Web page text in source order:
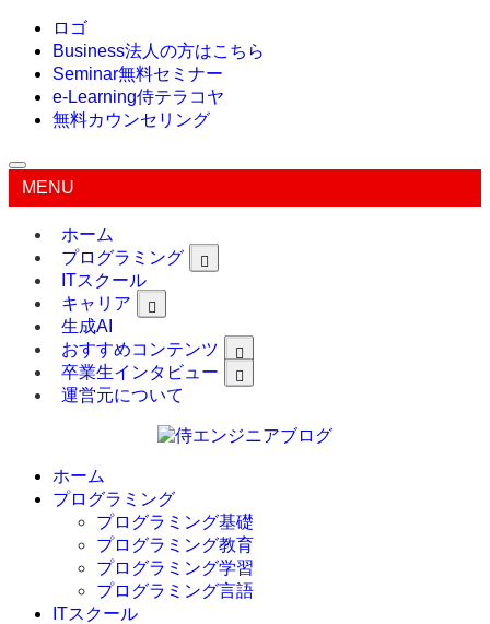
ロゴ
Business法人の方はこちら
Seminar無料セミナー
e-Learning侍テラコヤ
無料カウンセリング
MENU
ホーム
プログラミング
ITスクール
キャリア
生成AI
おすすめコンテンツ
卒業生インタビュー
運営元について
ホーム
プログラミング
プログラミング基礎
プログラミング教育
プログラミング学習
プログラミング言語
ITスクール